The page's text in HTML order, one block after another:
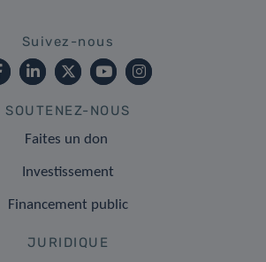
Suivez-nous
SOUTENEZ-NOUS
Faites un don
Investissement
Financement public
JURIDIQUE